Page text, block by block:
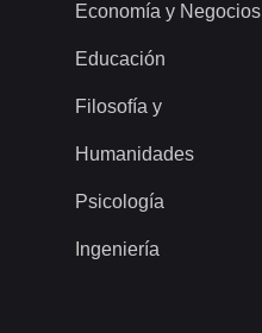
Economía y Negocios
Educación
Filosofía y
Humanidades
Psicología
Ingeniería